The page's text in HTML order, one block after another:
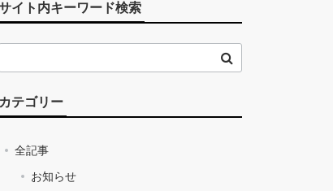
イト内キーワード検索
カテゴリー
全記事
お知らせ